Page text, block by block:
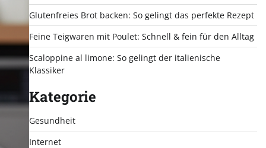
Glutenfreies Brot backen: So gelingt das perfekte Rezept
Feine Teigwaren mit Poulet: Schnell & fein für den Alltag
Scaloppine al limone: So gelingt der italienische
Klassiker
Kategorie
Gesundheit
Internet